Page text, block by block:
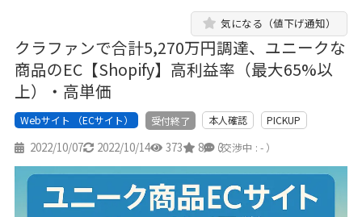
クラファンで合計5,270万円調達、ユニークな
商品のEC【Shopify】高利益率（最大65%以
上）・高単価
気になる（値下げ通知）
Webサイト （ECサイト） 受付終了 本人確認 PICKUP
2022/10/07 2022/10/14 373 8 3
（交渉中 : - ）